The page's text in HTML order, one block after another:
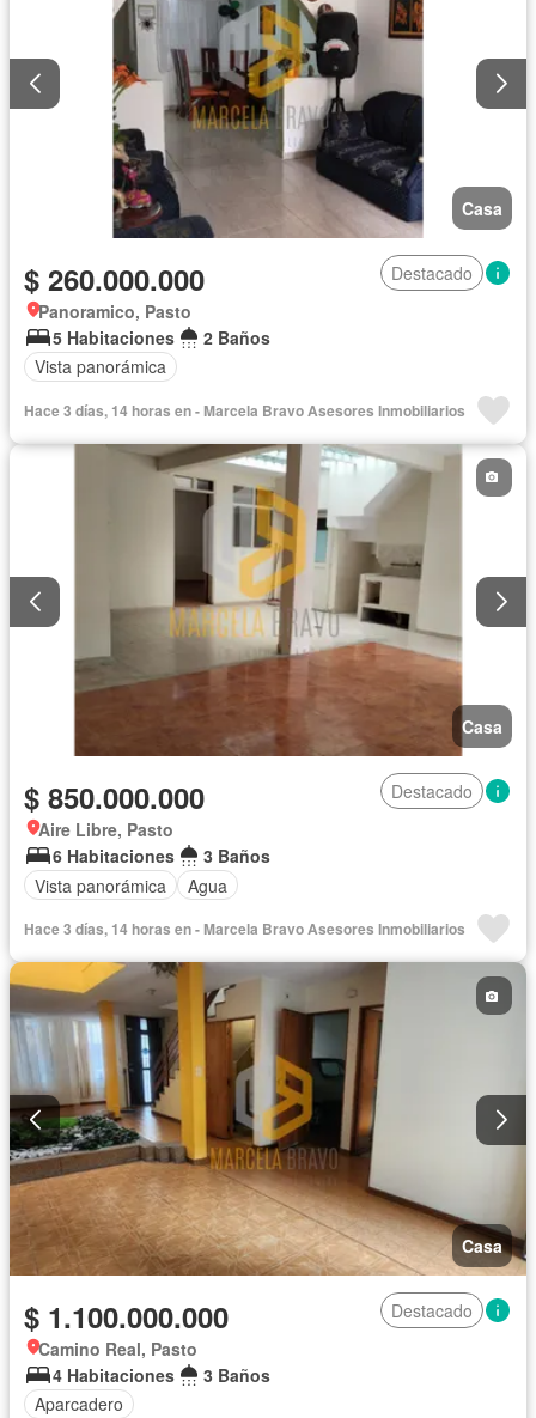
Casa
$ 260.000.000
Destacado
Panoramico, Pasto
5 Habitaciones
2 Baños
Vista panorámica
Hace 3 días, 14 horas en - Marcela Bravo Asesores Inmobiliarios
Casa
$ 850.000.000
Destacado
Aire Libre, Pasto
6 Habitaciones
3 Baños
Vista panorámica
Agua
Hace 3 días, 14 horas en - Marcela Bravo Asesores Inmobiliarios
Casa
$ 1.100.000.000
Destacado
Camino Real, Pasto
4 Habitaciones
3 Baños
Aparcadero